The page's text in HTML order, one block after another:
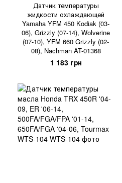
Датчик температуры
жидкости охлаждающей
Yamaha YFM 450 Kodiak (03-
06), Grizzly (07-14), Wolverine
(07-10), YFM 660 Grizzly (02-
08), Nachman AT-01368
1 183 грн